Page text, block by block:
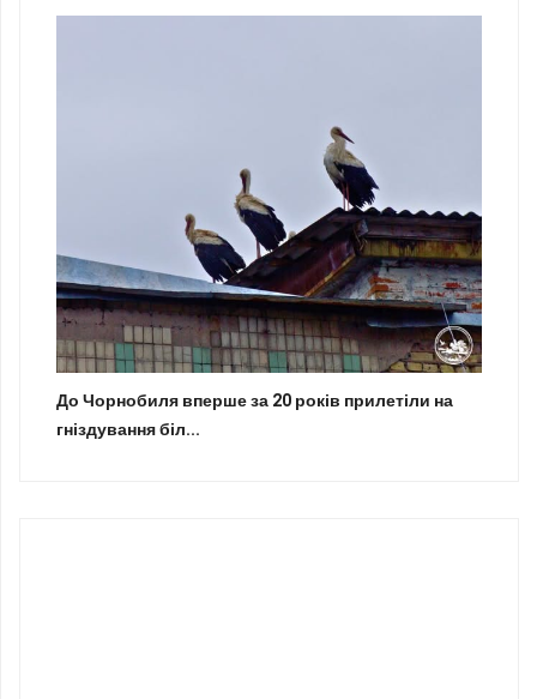
До Чорнобиля вперше за 20 років прилетіли на
гніздування біл...